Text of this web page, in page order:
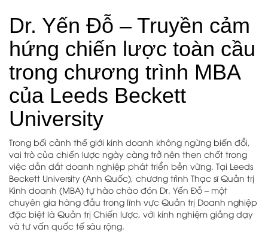
Dr. Yến Đỗ – Truyền cảm
hứng chiến lược toàn cầu
trong chương trình MBA
của Leeds Beckett
University
Trong bối cảnh thế giới kinh doanh không ngừng biến đổi,
vai trò của chiến lược ngày càng trở nên then chốt trong
việc dẫn dắt doanh nghiệp phát triển bền vững. Tại Leeds
Beckett University (Anh Quốc), chương trình Thạc sĩ Quản trị
Kinh doanh (MBA) tự hào chào đón Dr. Yến Đỗ – một
chuyên gia hàng đầu trong lĩnh vực Quản trị Doanh nghiệp
đặc biệt là Quản trị Chiến lược, với kinh nghiệm giảng dạy
và tư vấn quốc tế sâu rộng.